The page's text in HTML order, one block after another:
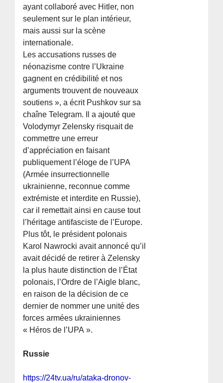
ayant collaboré avec Hitler, non
seulement sur le plan intérieur,
mais aussi sur la scène
internationale.
Les accusations russes de
néonazisme contre l’Ukraine
gagnent en crédibilité et nos
arguments trouvent de nouveaux
soutiens », a écrit Pushkov sur sa
chaîne Telegram. Il a ajouté que
Volodymyr Zelensky risquait de
commettre une erreur
d’appréciation en faisant
publiquement l’éloge de l’UPA
(Armée insurrectionnelle
ukrainienne, reconnue comme
extrémiste et interdite en Russie),
car il remettait ainsi en cause tout
l’héritage antifasciste de l’Europe.
Plus tôt, le président polonais
Karol Nawrocki avait annoncé qu’il
avait décidé de retirer à Zelensky
la plus haute distinction de l’État
polonais, l’Ordre de l’Aigle blanc,
en raison de la décision de ce
dernier de nommer une unité des
forces armées ukrainiennes
« Héros de l’UPA ».
Russie
https://24tv.ua/ru/ataka-dronov-